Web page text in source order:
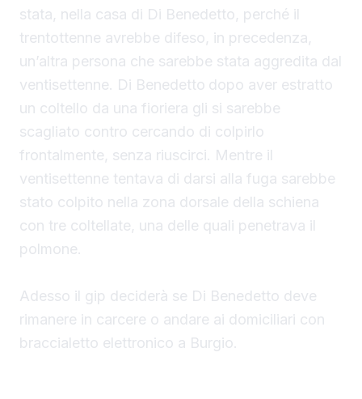
stata, nella casa di Di Benedetto, perché il
trentottenne avrebbe difeso, in precedenza,
un’altra persona che sarebbe stata aggredita dal
ventisettenne. Di Benedetto dopo aver estratto
un coltello da una fioriera gli si sarebbe
scagliato contro cercando di colpirlo
frontalmente, senza riuscirci. Mentre il
ventisettenne tentava di darsi alla fuga sarebbe
stato colpito nella zona dorsale della schiena
con tre coltellate, una delle quali penetrava il
polmone.
Adesso il gip deciderà se Di Benedetto deve
rimanere in carcere o andare ai domiciliari con
braccialetto elettronico a Burgio.